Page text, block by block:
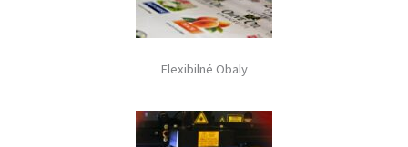
Flexibilné Obaly